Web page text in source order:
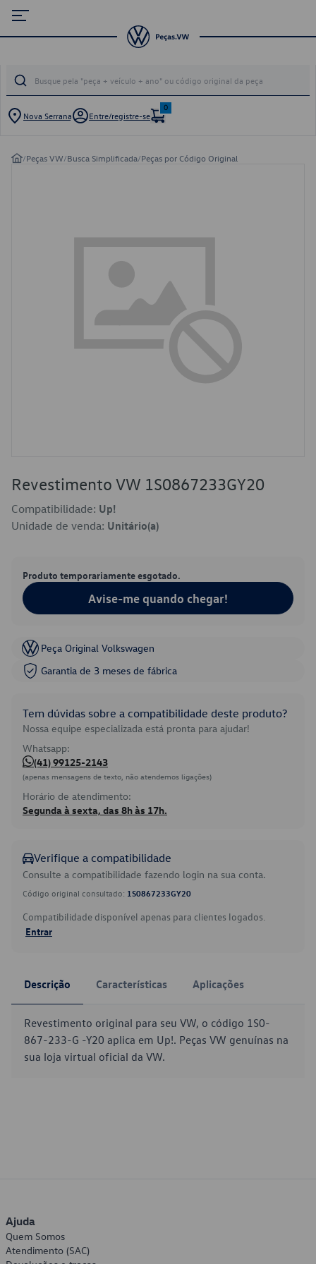
Nova Serrana Entre/registre-se
0
/Peças VW/Busca Simplificada/Peças por Código Original
Revestimento VW 1S0867233GY20
Compatibilidade: Up!
Unidade de venda: Unitário(a)
Produto temporariamente esgotado.
Avise-me quando chegar!
Peça Original Volkswagen
Garantia de 3 meses de fábrica
Tem dúvidas sobre a compatibilidade deste produto?
Nossa equipe especializada está pronta para ajudar!
Whatsapp:
(41) 99125-2143
(apenas mensagens de texto, não atendemos ligações)
Horário de atendimento:
Segunda à sexta, das 8h às 17h.
Verifique a compatibilidade
Consulte a compatibilidade fazendo login na sua conta.
Código original consultado: 1S0867233GY20
Compatibilidade disponível apenas para clientes logados.
Entrar
Descrição Características Aplicações
Revestimento original para seu VW, o código 1S0-
867-233-G -Y20 aplica em Up!. Peças VW genuínas na
sua loja virtual oficial da VW.
Ajuda
Quem Somos
Atendimento (SAC)